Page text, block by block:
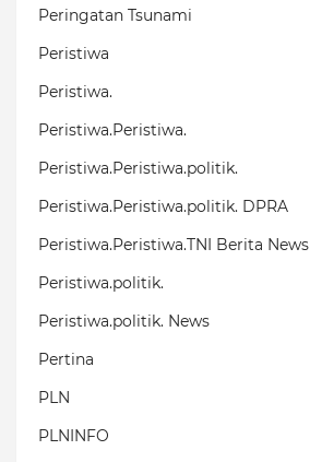
Peringatan Tsunami
Peristiwa
Peristiwa.
Peristiwa.Peristiwa.
Peristiwa.Peristiwa.politik.
Peristiwa.Peristiwa.politik. DPRA
Peristiwa.Peristiwa.TNI Berita News
Peristiwa.politik.
Peristiwa.politik. News
Pertina
PLN
PLNINFO